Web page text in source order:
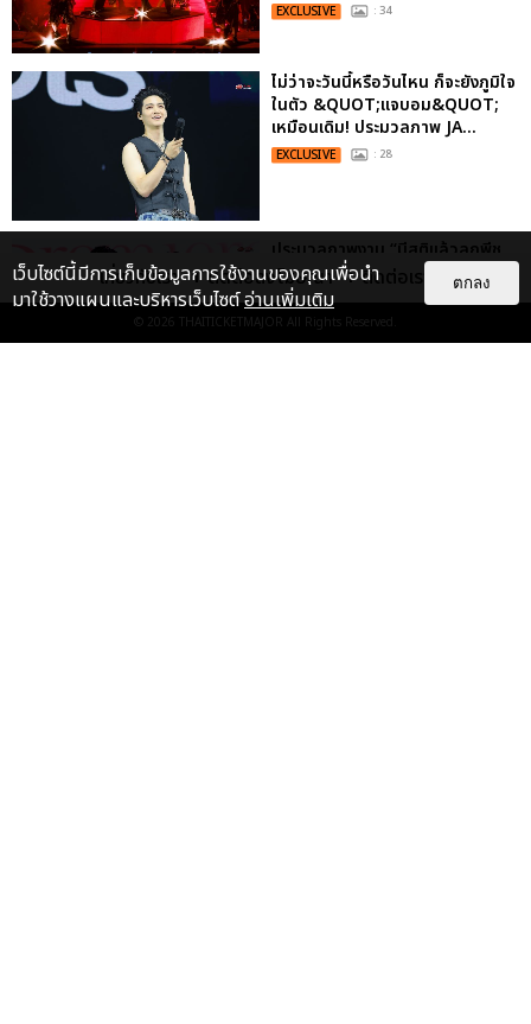
EXCLUSIVE : 34
ไม่ว่าจะวันนี้หรือวันไหน ก็จะยังภูมิใจ
ในตัว &QUOT;แจบอม&QUOT;
เหมือนเดิม! ประมวลภาพ JA...
EXCLUSIVE : 28
ประมวลภาพงาน “มีสติแล้วลูกพีช
PEACH AND ME PREMIERE
NIGHT” ปอนด์-ภูวินทร์ คลั่งรัก
หวา...
EXCLUSIVE : 16
เกี่ยวกับเรา ติดต่อลงโฆษณา ติดต่อเรา
© 2026 THAITICKETMAJOR All Rights Reserved.
เว็บไซต์นี้มีการเก็บข้อมูลการใช้งานของคุณเพื่อนำ
มาใช้วางแผนและบริหารเว็บไซต์อ่านเพิ่มเติม
ตกลง